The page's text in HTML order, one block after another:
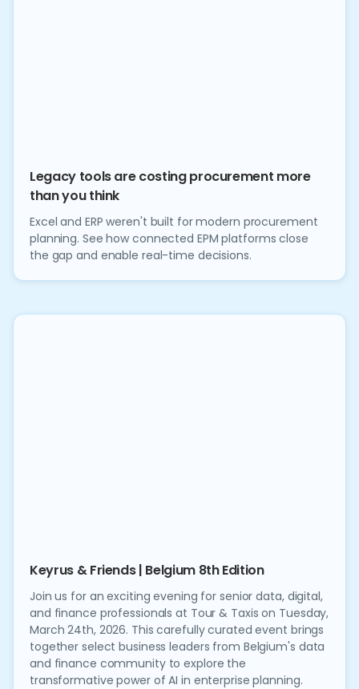
Legacy tools are costing procurement more
than you think
Excel and ERP weren't built for modern procurement
planning. See how connected EPM platforms close
the gap and enable real-time decisions.
Keyrus & Friends | Belgium 8th Edition
Join us for an exciting evening for senior data, digital,
and finance professionals at Tour & Taxis on Tuesday,
March 24th, 2026. This carefully curated event brings
together select business leaders from Belgium's data
and finance community to explore the
transformative power of AI in enterprise planning.